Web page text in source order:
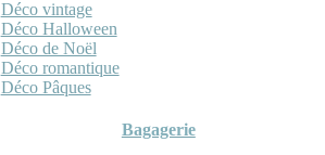
Déco vintage
Déco Halloween
Déco de Noël
Déco romantique
Déco Pâques
Bagagerie